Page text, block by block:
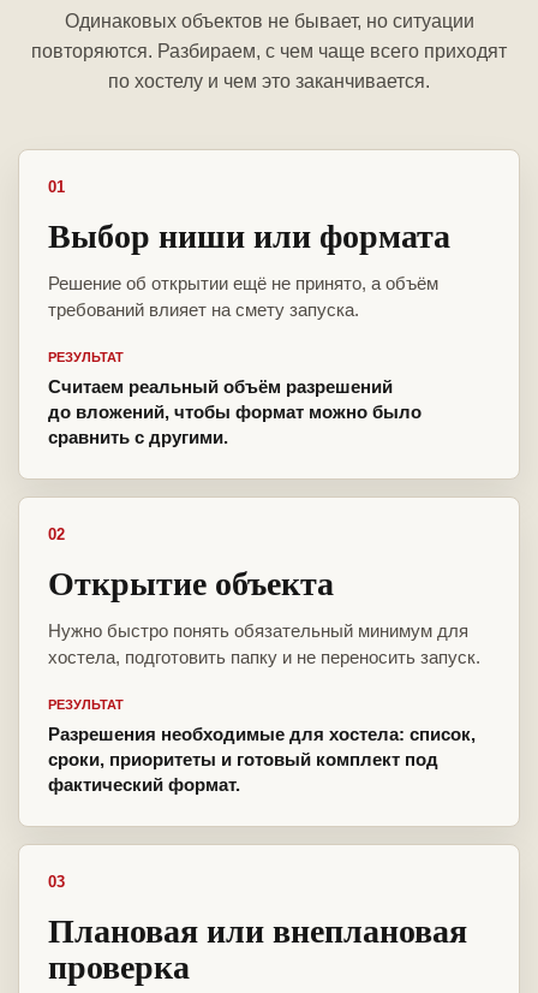
Одинаковых объектов не бывает, но ситуации
повторяются. Разбираем, с чем чаще всего приходят
по хостелу и чем это заканчивается.
01
Выбор ниши или формата
Решение об открытии ещё не принято, а объём
требований влияет на смету запуска.
РЕЗУЛЬТАТ
Считаем реальный объём разрешений
до вложений, чтобы формат можно было
сравнить с другими.
02
Открытие объекта
Нужно быстро понять обязательный минимум для
хостела, подготовить папку и не переносить запуск.
РЕЗУЛЬТАТ
Разрешения необходимые для хостела: список,
сроки, приоритеты и готовый комплект под
фактический формат.
03
Плановая или внеплановая
проверка